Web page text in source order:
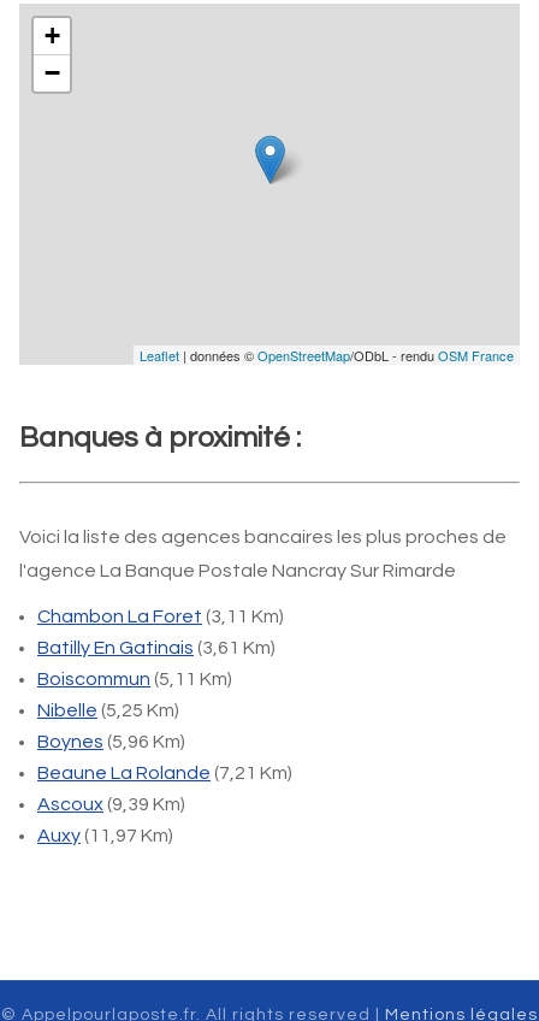
+
−
Leaflet | données ©OpenStreetMap/ODbL - renduOSM France
Banques à proximité :
Voici la liste des agences bancaires les plus proches de
l'agence La Banque Postale Nancray Sur Rimarde
Chambon La Foret (3,11 Km)
Batilly En Gatinais (3,61 Km)
Boiscommun (5,11 Km)
Nibelle (5,25 Km)
Boynes (5,96 Km)
Beaune La Rolande (7,21 Km)
Ascoux(9,39 Km)
Auxy(11,97 Km)
© Appelpourlaposte.fr. All rights reserved | Mentions légales